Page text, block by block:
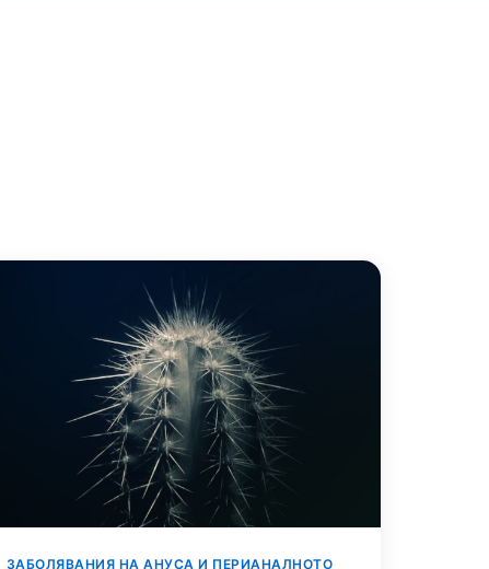
ЗАБОЛЯВАНИЯ НА АНУСА И ПЕРИАНАЛНОТО